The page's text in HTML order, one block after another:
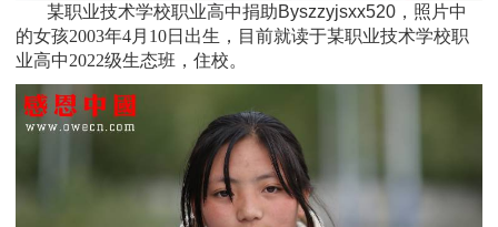
某职业技术学校职业高中捐助Byszzyjsxx520，照片中
的女孩2003年4月10日 出生，目前就读于某职业技术学校职
业高中2022级生态班 ，住校。